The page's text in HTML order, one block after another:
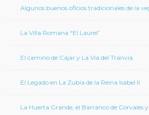
Algunos buenos oficios tradicionales de la
La Villa Romana “El Laurel”
El camino de Cájar y La Vía del Tranvía
El Legado en La Zubia de la Reina Isabel II
La Huerta Grande, el Barranco de Corvales